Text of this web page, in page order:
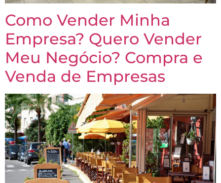
Como Vender Minha
Empresa? Quero Vender
Meu Negócio? Compra e
Venda de Empresas